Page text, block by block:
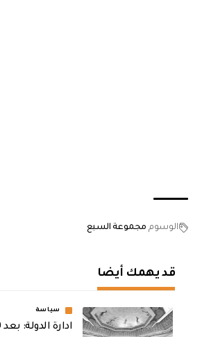
الوسوم مجموعة السبع
قد يهمك أيضا
سياسة